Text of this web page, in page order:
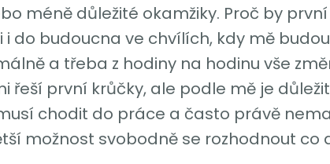
méně důležité okamžiky. Proč by
i do budoucna ve chvílích, kdy mě
a třeba z hodiny na hodinu vše
řeší první krůčky, ale podle mě je
chodit do práce a často právě
možnost svobodně se rozhodnout co